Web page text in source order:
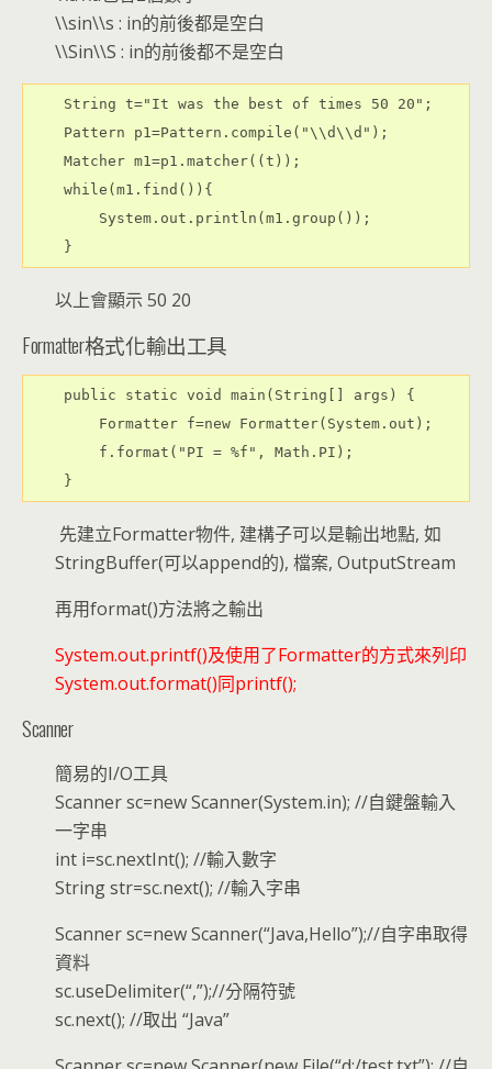
\\sin\\s : in的前後都是空白
\\Sin\\S : in的前後都不是空白
    String t="It was the best of times 50 20";
    Pattern p1=Pattern.compile("\\d\\d");
    Matcher m1=p1.matcher((t));
    while(m1.find()){
        System.out.println(m1.group());
以上會顯示 50 20
Formatter格式化輸出工具
    public static void main(String[] args) {
        Formatter f=new Formatter(System.out);
        f.format("PI = %f", Math.PI);
先建立Formatter物件, 建構子可以是輸出地點, 如
StringBuffer(可以append的), 檔案, OutputStream
再用format()方法將之輸出
System.out.printf()及使用了Formatter的方式來列印
System.out.format()同printf();
Scanner
簡易的I/O工具
Scanner sc=new Scanner(System.in); //自鍵盤輸入
一字串
int i=sc.nextInt(); //輸入數字
String str=sc.next(); //輸入字串
Scanner sc=new Scanner(“Java,Hello”);//自字串取得
資料
sc.useDelimiter(“,”);//分隔符號
sc.next(); //取出 “Java”